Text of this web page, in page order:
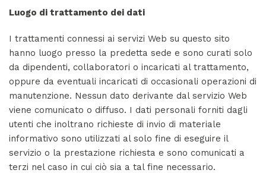
Luogo di trattamento dei dati
I trattamenti connessi ai servizi Web su questo sito
hanno luogo presso la predetta sede e sono curati solo
da dipendenti, collaboratori o incaricati al trattamento,
oppure da eventuali incaricati di occasionali operazioni di
manutenzione. Nessun dato derivante dal servizio Web
viene comunicato o diffuso. I dati personali forniti dagli
utenti che inoltrano richieste di invio di materiale
informativo sono utilizzati al solo fine di eseguire il
servizio o la prestazione richiesta e sono comunicati a
terzi nel caso in cui ciò sia a tal fine necessario.